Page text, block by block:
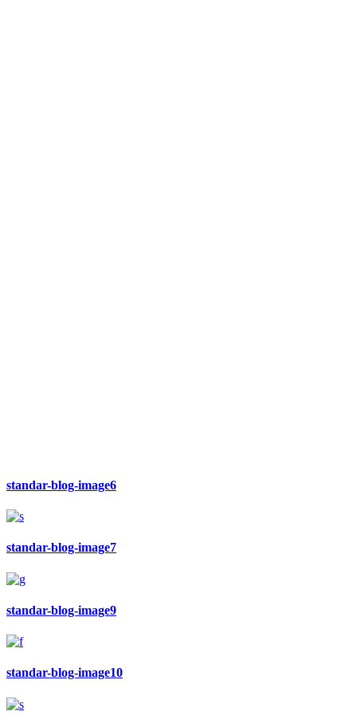
standar-blog-image6
standar-blog-image7
standar-blog-image9
standar-blog-image10